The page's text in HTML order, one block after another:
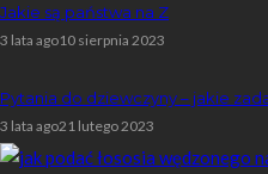
Jakie są państwa na Z
3 lata ago10 sierpnia 2023
Pytania do dziewczyny – jakie
3 lata ago21 lutego 2023